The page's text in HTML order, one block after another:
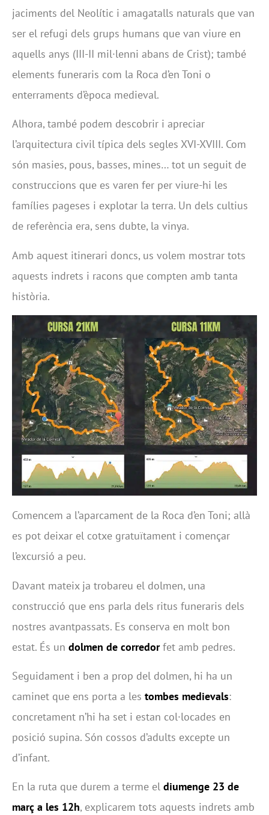
jaciments del Neolític i amagatalls naturals que van
ser el refugi dels grups humans que van viure en
aquells anys (III-II mil·lenni abans de Crist); també
elements funeraris com la Roca d’en Toni o
enterraments d’època medieval.
Alhora, també podem descobrir i apreciar
l’arquitectura civil típica dels segles XVI-XVIII. Com
són masies, pous, basses, mines… tot un seguit de
construccions que es varen fer per viure-hi les
famílies pageses i explotar la terra. Un dels cultius
de referència era, sens dubte, la vinya.
Amb aquest itinerari doncs, us volem mostrar tots
aquests indrets i racons que compten amb tanta
història.
Comencem a l’aparcament de la Roca d’en Toni; allà
es pot deixar el cotxe gratuïtament i començar
l’excursió a peu.
Davant mateix ja trobareu el dolmen, una
construcció que ens parla dels ritus funeraris dels
nostres avantpassats. Es conserva en molt bon
estat. És un dolmen de corredorfet amb pedres.
Seguidament i ben a prop del dolmen, hi ha un
caminet que ens porta a les tombes medievals:
concretament n’hi ha set i estan col·locades en
posició supina. Són cossos d’adults excepte un
d’infant.
En la ruta que durem a terme el diumenge 23 de
març a les 12h, explicarem tots aquests indrets amb